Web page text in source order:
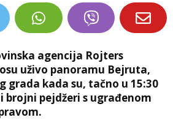
agencija Rojters
uživo panoramu Bejruta,
grada kada su, tačno u 15:30
brojni pejdžeri s ugrađenom